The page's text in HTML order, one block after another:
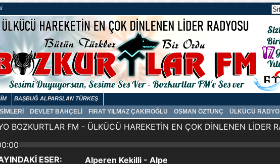
BAŞBUĞ ALPARSLAN TÜRKEŞ
DEVLET BAHÇELİ FIRAT YILMAZ ÇAKIROĞLU OSMAN ÖZTUNÇ ÜLKÜCÜ RADYO